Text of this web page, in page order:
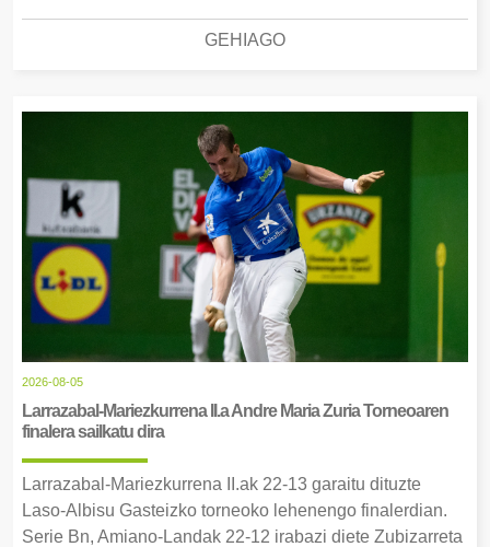
GEHIAGO
2026-08-05
Larrazabal-Mariezkurrena II.a Andre Maria Zuria Torneoaren
finalera sailkatu dira
Larrazabal-Mariezkurrena II.ak 22-13 garaitu dituzte
Laso-Albisu Gasteizko torneoko lehenengo finalerdian.
Serie Bn, Amiano-Landak 22-12 irabazi diete Zubizarreta